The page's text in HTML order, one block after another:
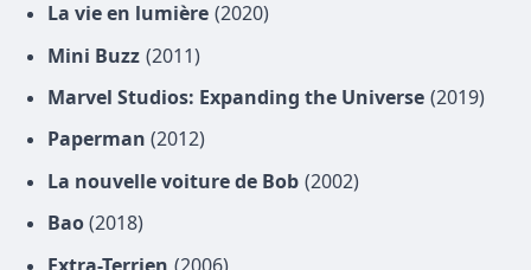
La vie en lumière (2020)
Mini Buzz (2011)
Marvel Studios: Expanding the Universe (2019)
Paperman (2012)
La nouvelle voiture de Bob (2002)
Bao (2018)
Extra-Terrien (2006)